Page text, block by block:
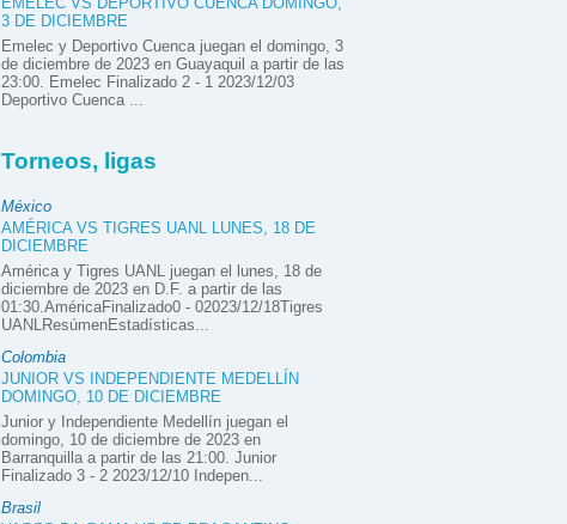
3 DE DICIEMBRE
Emelec y Deportivo Cuenca juegan el domingo, 3
de diciembre de 2023 en Guayaquil a partir de las
23:00. Emelec Finalizado 2 - 1 2023/12/03
Deportivo Cuenca ...
Torneos, ligas
México
AMÉRICA VS TIGRES UANL LUNES, 18 DE
DICIEMBRE
América y Tigres UANL juegan el lunes, 18 de
diciembre de 2023 en D.F. a partir de las
01:30.AméricaFinalizado0 - 02023/12/18Tigres
UANLResúmenEstadísticas...
Colombia
JUNIOR VS INDEPENDIENTE MEDELLÍN
DOMINGO, 10 DE DICIEMBRE
Junior y Independiente Medellín juegan el
domingo, 10 de diciembre de 2023 en
Barranquilla a partir de las 21:00. Junior
Finalizado 3 - 2 2023/12/10 Indepen...
Brasil